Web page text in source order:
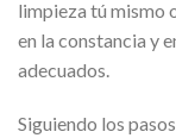
limpieza tú mismo
en la constancia y
adecuados.
Siguiendo los